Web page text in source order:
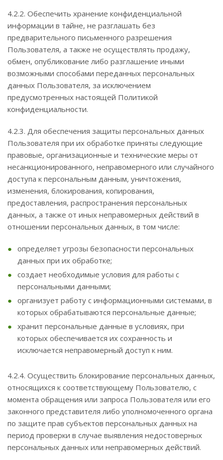
4.2.2. Обеспечить хранение конфиденциальной
информации в тайне, не разглашать без
предварительного письменного разрешения
Пользователя, а также не осуществлять продажу,
обмен, опубликование либо разглашение иными
возможными способами переданных персональных
данных Пользователя, за исключением
предусмотренных настоящей Политикой
конфиденциальности.
4.2.3. Для обеспечения защиты персональных данных
Пользователя при их обработке приняты следующие
правовые, организационные и технические меры от
несанкционированного, неправомерного или случайного
доступа к персональным данным, уничтожения,
изменения, блокирования, копирования,
предоставления, распространения персональных
данных, а также от иных неправомерных действий в
отношении персональных данных, в том числе:
определяет угрозы безопасности персональных
данных при их обработке;
создает необходимые условия для работы с
персональными данными;
организует работу с информационными системами, в
которых обрабатываются персональные данные;
хранит персональные данные в условиях, при
которых обеспечивается их сохранность и
исключается неправомерный доступ к ним.
4.2.4. Осуществить блокирование персональных данных,
относящихся к соответствующему Пользователю, с
момента обращения или запроса Пользователя или его
законного представителя либо уполномоченного органа
по защите прав субъектов персональных данных на
период проверки в случае выявления недостоверных
персональных данных или неправомерных действий.